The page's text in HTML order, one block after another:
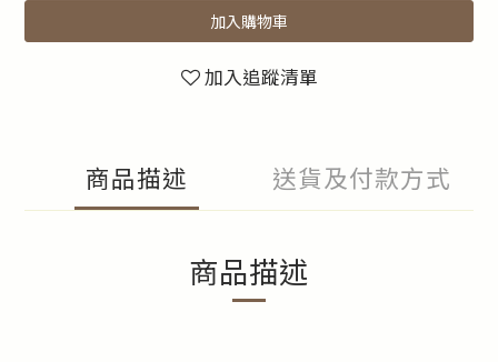
加入購物車
加入追蹤清單
商品描述 送貨及付款方式
商品描述